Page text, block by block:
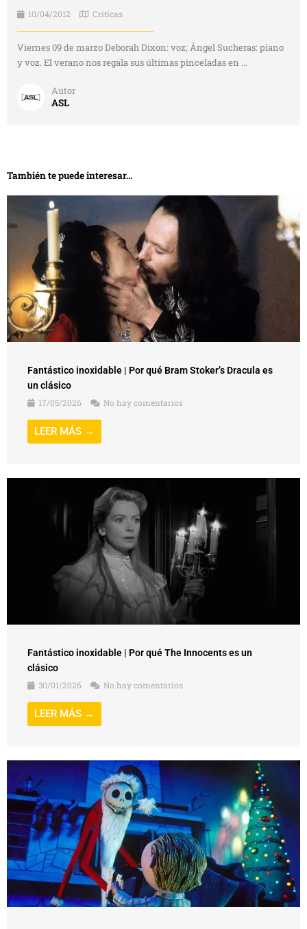
10/04/2012 Críticas
Viernes 09 de marzo Deborah Dixon: voz; Ángel Sucheras: piano
y voz. El verano nos regala sus últimas pinceladas en ...
Autor
ASL
También te puede interesar...
Fantástico inoxidable | Por qué Bram Stoker’s Dracula es
un clásico
17/05/2026
No hay comentarios
LEER MÁS →
Fantástico inoxidable | Por qué The Innocents es un
clásico
30/01/2026
No hay comentarios
LEER MÁS →